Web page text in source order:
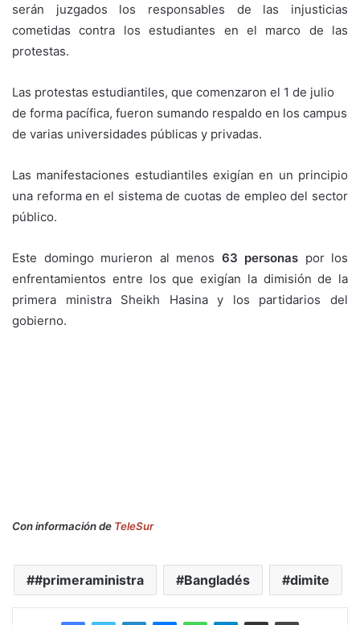
serán juzgados los responsables de las injusticias
cometidas contra los estudiantes en el marco de las
protestas.
Las protestas estudiantiles, que comenzaron el 1 de julio
de forma pacífica, fueron sumando respaldo en los campus
de varias universidades públicas y privadas.
Las manifestaciones estudiantiles exigían en un principio
una reforma en el sistema de cuotas de empleo del sector
público.
Este domingo murieron al menos 63 personas por los
enfrentamientos entre los que exigían la dimisión de la
primera ministra Sheikh Hasina y los partidarios del
gobierno.
Con información de TeleSur
#primeraministra Bangladés dimite